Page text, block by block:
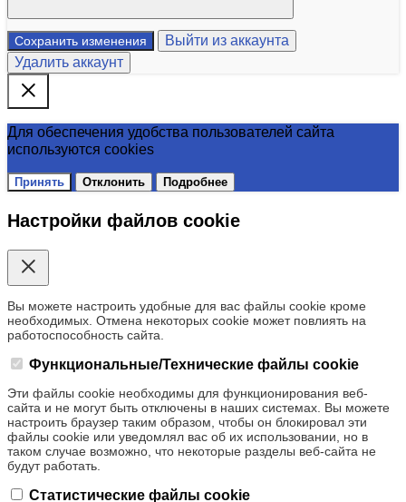
Сохранить изменения
Выйти из аккаунта
Удалить аккаунт
Для обеспечения удобства пользователей сайта
используются cookies
Принять Отклонить Подробнее
Настройки файлов cookie
Вы можете настроить удобные для вас файлы cookie кроме
необходимых. Отмена некоторых cookie может повлиять на
работоспособность сайта.
Функциональные/Технические файлы cookie
Эти файлы cookie необходимы для функционирования веб-
сайта и не могут быть отключены в наших системах. Вы можете
настроить браузер таким образом, чтобы он блокировал эти
файлы cookie или уведомлял вас об их использовании, но в
таком случае возможно, что некоторые разделы веб-сайта не
будут работать.
Статистические файлы cookie